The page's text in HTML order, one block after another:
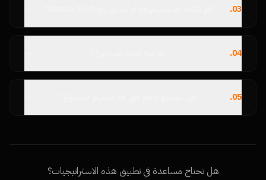
03
.
04
.
05
.
هل تحتاج مساعدة في تطبيق هذه الاستراتيجيات؟